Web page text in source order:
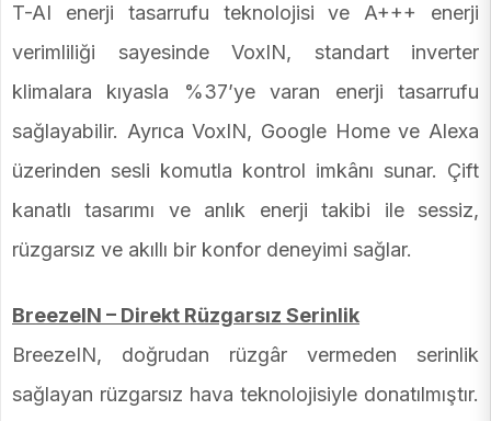
T-AI enerji tasarrufu teknolojisi ve A+++ enerji
verimliliği sayesinde VoxIN, standart inverter
klimalara kıyasla %37’ye varan enerji tasarrufu
sağlayabilir. Ayrıca VoxIN, Google Home ve Alexa
üzerinden sesli komutla kontrol imkânı sunar. Çift
kanatlı tasarımı ve anlık enerji takibi ile sessiz,
rüzgarsız ve akıllı bir konfor deneyimi sağlar.
BreezeIN – Direkt Rüzgarsız Serinlik
BreezeIN, doğrudan rüzgâr vermeden serinlik
sağlayan rüzgarsız hava teknolojisiyle donatılmıştır.